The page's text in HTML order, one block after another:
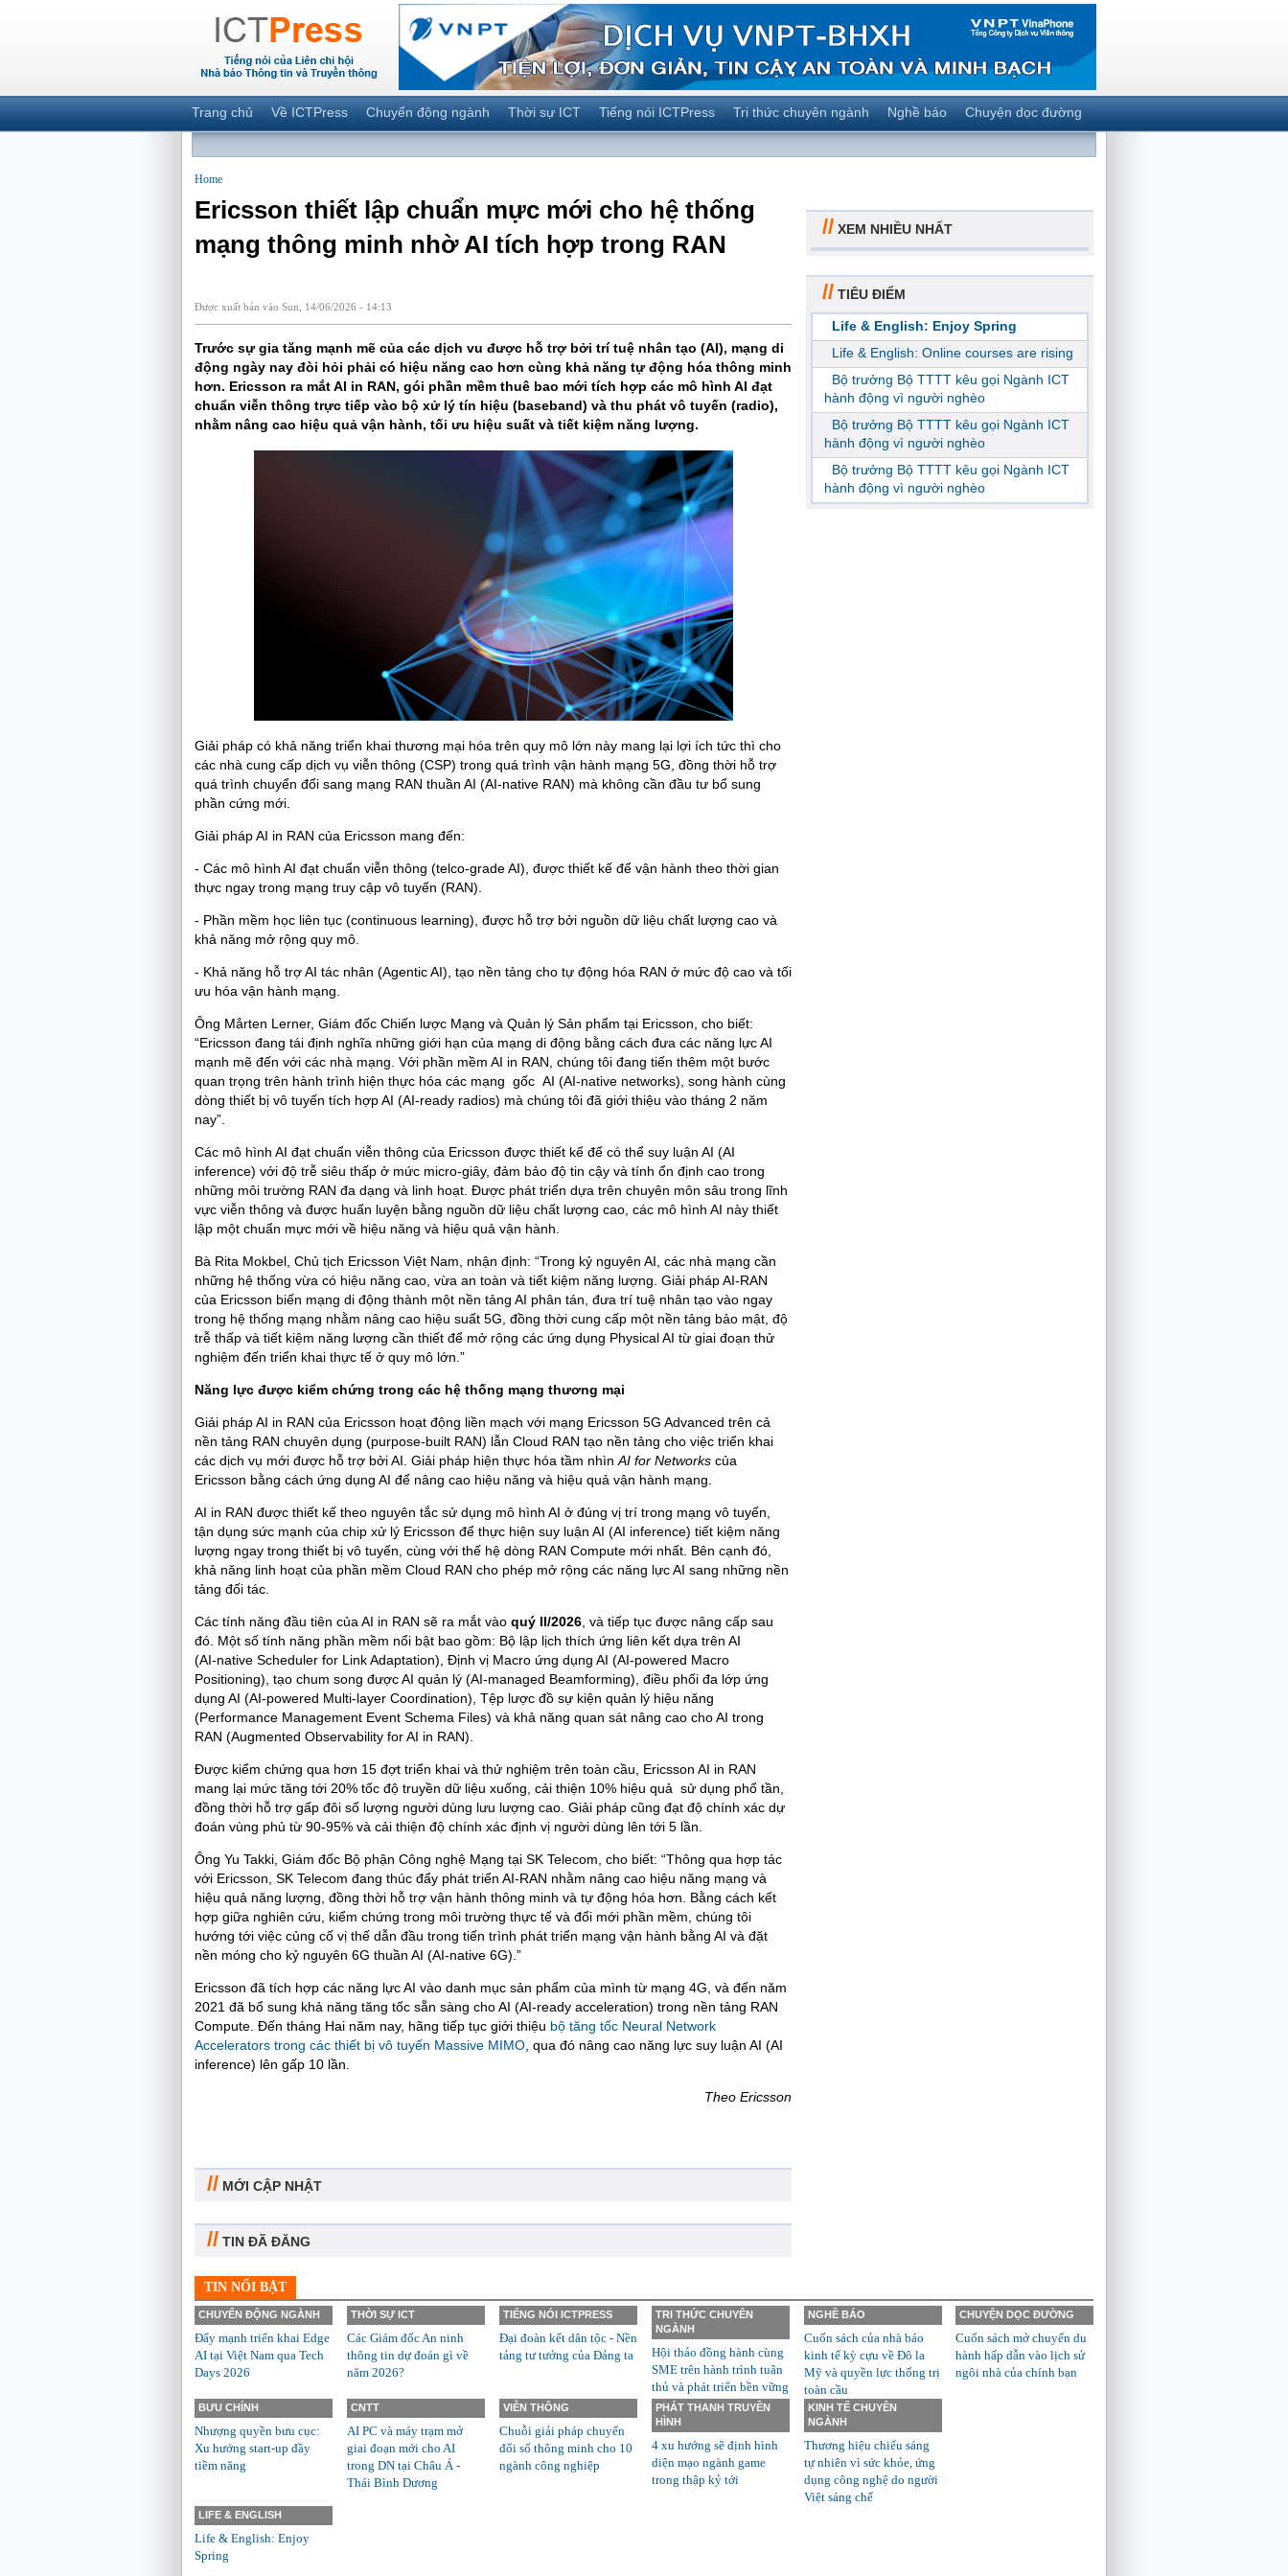
Trang chủ Về ICTPress Chuyển động ngành Thời sự ICT Tiếng nói ICTPress Tri thức chuyên ngành Nghề báo Chuyện dọc đường
Home
Ericsson thiết lập chuẩn mực mới cho hệ thống
mạng thông minh nhờ AI tích hợp trong RAN
Được xuất bản vào Sun, 14/06/2026 - 14:13
Trước sự gia tăng mạnh mẽ của các dịch vu được hỗ trợ bởi trí tuệ nhân tạo (AI), mạng di
động ngày nay đòi hỏi phải có hiệu năng cao hơn cùng khả năng tự động hóa thông minh
hơn. Ericsson ra mắt AI in RAN, gói phần mềm thuê bao mới tích hợp các mô hình AI đạt
chuẩn viễn thông trực tiếp vào bộ xử lý tín hiệu (baseband) và thu phát vô tuyến (radio),
nhằm nâng cao hiệu quả vận hành, tối ưu hiệu suất và tiết kiệm năng lượng.
Giải pháp có khả năng triển khai thương mại hóa trên quy mô lớn này mang lại lợi ích tức thì cho
các nhà cung cấp dịch vụ viễn thông (CSP) trong quá trình vận hành mạng 5G, đồng thời hỗ trợ
quá trình chuyển đổi sang mạng RAN thuần AI (AI‑native RAN) mà không cần đầu tư bổ sung
phần cứng mới.
Giải pháp AI in RAN của Ericsson mang đến:
- Các mô hình AI đạt chuẩn viễn thông (telco-grade AI), được thiết kế để vận hành theo thời gian
thực ngay trong mạng truy cập vô tuyến (RAN).
- Phần mềm học liên tục (continuous learning), được hỗ trợ bởi nguồn dữ liệu chất lượng cao và
khả năng mở rộng quy mô.
- Khả năng hỗ trợ AI tác nhân (Agentic AI), tạo nền tảng cho tự động hóa RAN ở mức độ cao và tối
ưu hóa vận hành mạng.
Ông Mårten Lerner, Giám đốc Chiến lược Mạng và Quản lý Sản phẩm tại Ericsson, cho biết:
“Ericsson đang tái định nghĩa những giới hạn của mạng di động bằng cách đưa các năng lực AI
mạnh mẽ đến với các nhà mạng. Với phần mềm AI in RAN, chúng tôi đang tiến thêm một bước
quan trọng trên hành trình hiện thực hóa các mạng gốc AI (AI-native networks), song hành cùng
dòng thiết bị vô tuyến tích hợp AI (AI-ready radios) mà chúng tôi đã giới thiệu vào tháng 2 năm
nay”.
Các mô hình AI đạt chuẩn viễn thông của Ericsson được thiết kế để có thể suy luận AI (AI
inference) với độ trễ siêu thấp ở mức micro‑giây, đảm bảo độ tin cậy và tính ổn định cao trong
những môi trường RAN đa dạng và linh hoạt. Được phát triển dựa trên chuyên môn sâu trong lĩnh
vực viễn thông và được huấn luyện bằng nguồn dữ liệu chất lượng cao, các mô hình AI này thiết
lập một chuẩn mực mới về hiệu năng và hiệu quả vận hành.
Bà Rita Mokbel, Chủ tịch Ericsson Việt Nam, nhận định: “Trong kỷ nguyên AI, các nhà mạng cần
những hệ thống vừa có hiệu năng cao, vừa an toàn và tiết kiệm năng lượng. Giải pháp AI‑RAN
của Ericsson biến mạng di động thành một nền tảng AI phân tán, đưa trí tuệ nhân tạo vào ngay
trong hệ thống mạng nhằm nâng cao hiệu suất 5G, đồng thời cung cấp một nền tảng bảo mật, độ
trễ thấp và tiết kiệm năng lượng cần thiết để mở rộng các ứng dụng Physical AI từ giai đoạn thử
nghiệm đến triển khai thực tế ở quy mô lớn.”
Năng lực được kiểm chứng trong các hệ thống mạng thương mại
Giải pháp AI in RAN của Ericsson hoạt động liền mạch với mạng Ericsson 5G Advanced trên cả
nền tảng RAN chuyên dụng (purpose-built RAN) lẫn Cloud RAN tạo nền tảng cho việc triển khai
các dịch vụ mới được hỗ trợ bởi AI. Giải pháp hiện thực hóa tầm nhìn AI for Networks của
Ericsson bằng cách ứng dụng AI để nâng cao hiệu năng và hiệu quả vận hành mạng.
AI in RAN được thiết kế theo nguyên tắc sử dụng mô hình AI ở đúng vị trí trong mạng vô tuyến,
tận dụng sức mạnh của chip xử lý Ericsson để thực hiện suy luận AI (AI inference) tiết kiệm năng
lượng ngay trong thiết bị vô tuyến, cùng với thế hệ dòng RAN Compute mới nhất. Bên cạnh đó,
khả năng linh hoạt của phần mềm Cloud RAN cho phép mở rộng các năng lực AI sang những nền
tảng đối tác.
Các tính năng đầu tiên của AI in RAN sẽ ra mắt vào quý II/2026 , và tiếp tục được nâng cấp sau
đó. Một số tính năng phần mềm nổi bật bao gồm: Bộ lập lịch thích ứng liên kết dựa trên AI
(AI‑native Scheduler for Link Adaptation), Định vị Macro ứng dụng AI (AI‑powered Macro
Positioning), tạo chum song được AI quản lý (AI‑managed Beamforming), điều phối đa lớp ứng
dụng AI (AI‑powered Multi‑layer Coordination), Tệp lược đồ sự kiện quản lý hiệu năng
(Performance Management Event Schema Files) và khả năng quan sát nâng cao cho AI trong
RAN (Augmented Observability for AI in RAN).
Được kiểm chứng qua hơn 15 đợt triển khai và thử nghiệm trên toàn cầu, Ericsson AI in RAN
mang lại mức tăng tới 20% tốc độ truyền dữ liệu xuống, cải thiện 10% hiệu quả sử dụng phổ tần,
đồng thời hỗ trợ gấp đôi số lượng người dùng lưu lượng cao. Giải pháp cũng đạt độ chính xác dự
đoán vùng phủ từ 90-95% và cải thiện độ chính xác định vị người dùng lên tới 5 lần.
Ông Yu Takki, Giám đốc Bộ phận Công nghệ Mạng tại SK Telecom, cho biết: “Thông qua hợp tác
với Ericsson, SK Telecom đang thúc đẩy phát triển AI‑RAN nhằm nâng cao hiệu năng mạng và
hiệu quả năng lượng, đồng thời hỗ trợ vận hành thông minh và tự động hóa hơn. Bằng cách kết
hợp giữa nghiên cứu, kiểm chứng trong môi trường thực tế và đổi mới phần mềm, chúng tôi
hướng tới việc củng cố vị thế dẫn đầu trong tiến trình phát triển mạng vận hành bằng AI và đặt
nền móng cho kỷ nguyên 6G thuần AI (AI-native 6G).”
Ericsson đã tích hợp các năng lực AI vào danh mục sản phẩm của mình từ mạng 4G, và đến năm
2021 đã bổ sung khả năng tăng tốc sẵn sàng cho AI (AI-ready acceleration) trong nền tảng RAN
Compute. Đến tháng Hai năm nay, hãng tiếp tục giới thiệu bộ tăng tốc Neural Network
Accelerators trong các thiết bị vô tuyến Massive MIMO , qua đó nâng cao năng lực suy luận AI (AI
inference) lên gấp 10 lần.
Theo Ericsson
// MỚI CẬP NHẬT
// TIN ĐÃ ĐĂNG
// XEM NHIỀU NHẤT
// TIÊU ĐIỂM
Life & English: Enjoy Spring
Life & English: Online courses are rising
Bộ trưởng Bộ TTTT kêu gọi Ngành ICT
hành động vì người nghèo
Bộ trưởng Bộ TTTT kêu gọi Ngành ICT
hành động vì người nghèo
Bộ trưởng Bộ TTTT kêu gọi Ngành ICT
hành động vì người nghèo
TIN NỔI BẬT
CHUYỂN ĐỘNG NGÀNH
Đẩy mạnh triển khai Edge
AI tại Việt Nam qua Tech
Days 2026
THỜI SỰ ICT
Các Giám đốc An ninh
thông tin dự đoán gì về
năm 2026?
TIẾNG NÓI ICTPRESS
Đại đoàn kết dân tộc - Nền
tảng tư tưởng của Đảng ta
TRI THỨC CHUYÊN
NGÀNH
Hội thảo đồng hành cùng
SME trên hành trình tuân
thủ và phát triển bền vững
NGHỀ BÁO
Cuốn sách của nhà báo
kinh tế kỳ cựu về Đô la
Mỹ và quyền lực thống trị
toàn cầu
CHUYỆN DỌC ĐƯỜNG
Cuốn sách mở chuyến du
hành hấp dẫn vào lịch sử
ngôi nhà của chính bạn
BƯU CHÍNH
Nhượng quyền bưu cục:
Xu hướng start-up đầy
tiềm năng
CNTT
AI PC và máy trạm mở
giai đoạn mới cho AI
trong DN tại Châu Á -
Thái Bình Dương
VIỄN THÔNG
Chuỗi giải pháp chuyển
đổi số thông minh cho 10
ngành công nghiệp
PHÁT THANH TRUYỀN
HÌNH
4 xu hướng sẽ định hình
diện mạo ngành game
trong thập kỷ tới
KINH TẾ CHUYÊN
NGÀNH
Thương hiệu chiếu sáng
tự nhiên vì sức khỏe, ứng
dụng công nghệ do người
Việt sáng chế
LIFE & ENGLISH
Life & English: Enjoy
Spring